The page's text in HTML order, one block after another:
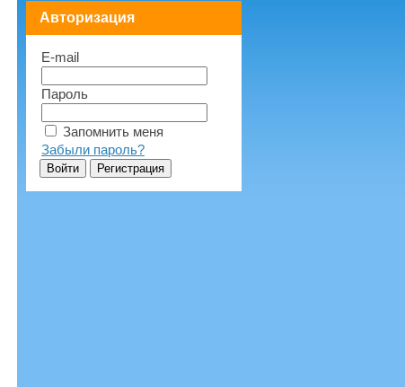
Авторизация
E-mail
Пароль
Запомнить меня
Забыли пароль?